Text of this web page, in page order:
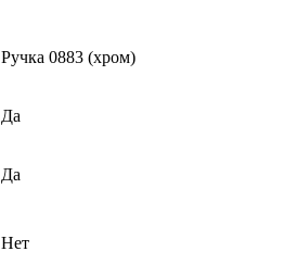
Ручка 0883 (хром)
Да
Да
Нет